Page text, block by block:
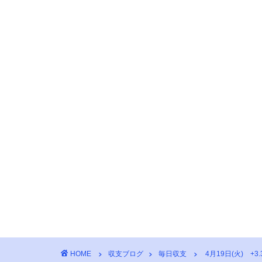
HOME 収支ブログ 毎日収支 4月19日(火)